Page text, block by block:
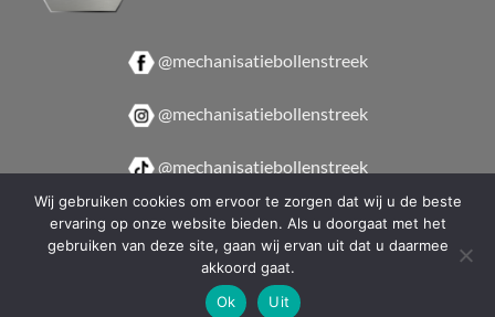
@mechanisatiebollenstreek
@mechanisatiebollenstreek
@mechanisatiebollenstreek
@mechanisatiebollenstreek
Copyright 2026 © De Roo Design
Wij gebruiken cookies om ervoor te zorgen dat wij u de beste
ervaring op onze website bieden. Als u doorgaat met het
gebruiken van deze site, gaan wij ervan uit dat u daarmee
akkoord gaat.
Ok
Uit